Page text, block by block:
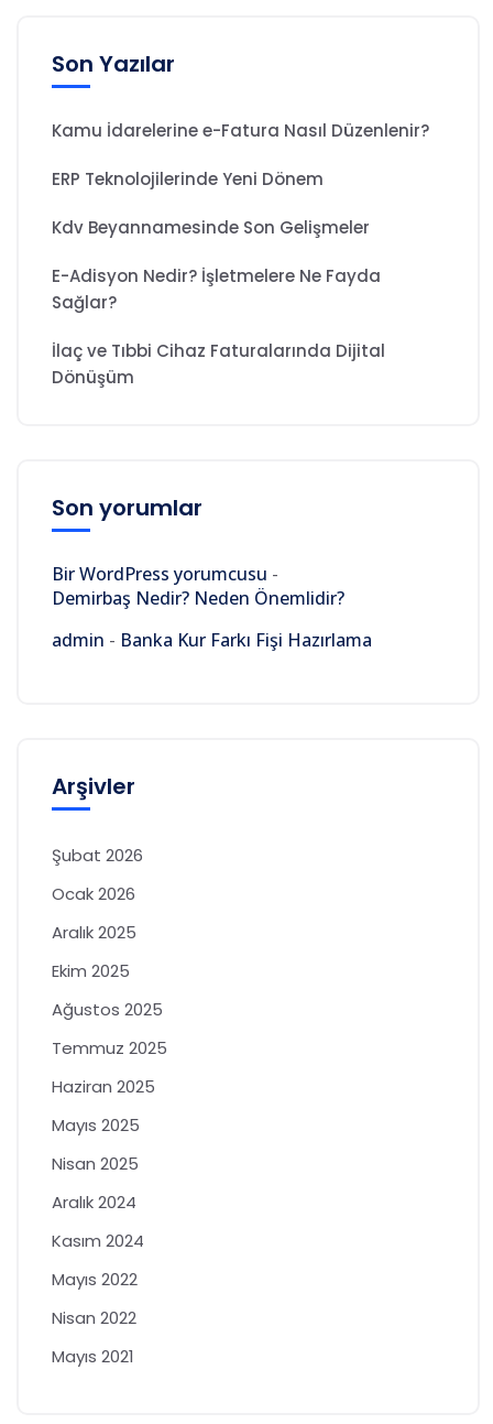
Son Yazılar
Kamu İdarelerine e-Fatura Nasıl Düzenlenir?
ERP Teknolojilerinde Yeni Dönem
Kdv Beyannamesinde Son Gelişmeler
E-Adisyon Nedir? İşletmelere Ne Fayda
Sağlar?
İlaç ve Tıbbi Cihaz Faturalarında Dijital
Dönüşüm
Son yorumlar
Bir WordPress yorumcusu -
Demirbaş Nedir? Neden Önemlidir?
admin - Banka Kur Farkı Fişi Hazırlama
Arşivler
Şubat 2026
Ocak 2026
Aralık 2025
Ekim 2025
Ağustos 2025
Temmuz 2025
Haziran 2025
Mayıs 2025
Nisan 2025
Aralık 2024
Kasım 2024
Mayıs 2022
Nisan 2022
Mayıs 2021